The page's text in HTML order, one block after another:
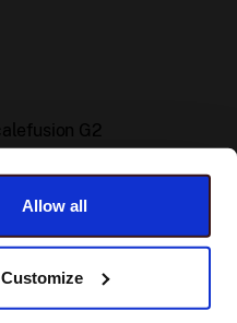
Allow all
Customize